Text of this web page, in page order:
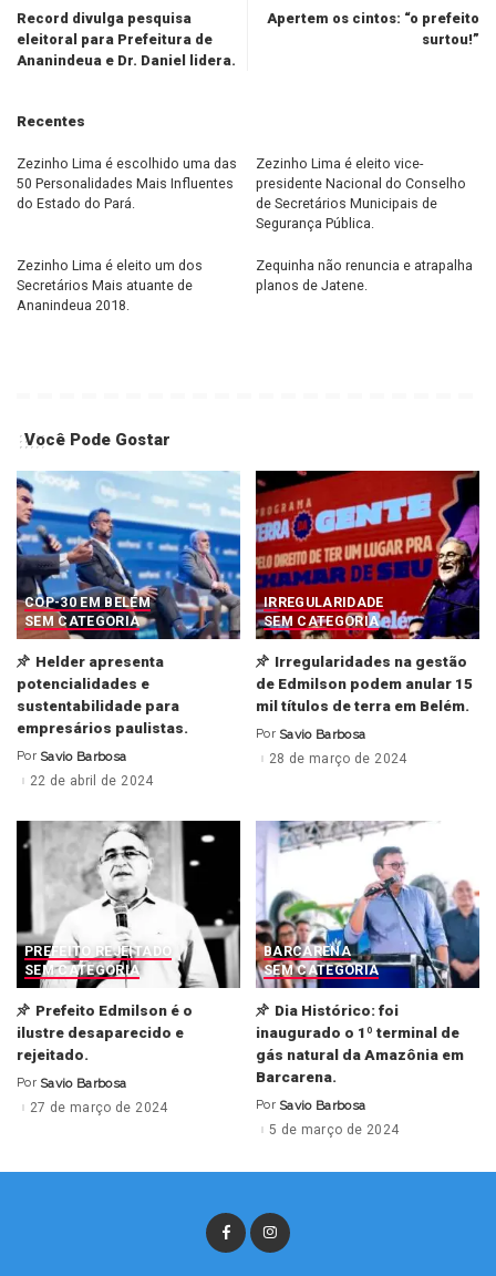
Record divulga pesquisa
eleitoral para Prefeitura de
Ananindeua e Dr. Daniel lidera.
Apertem os cintos: “o prefeito
surtou!”
Recentes
Zezinho Lima é escolhido uma das
50 Personalidades Mais Influentes
do Estado do Pará.
Zezinho Lima é eleito vice-
presidente Nacional do Conselho
de Secretários Municipais de
Segurança Pública.
Zezinho Lima é eleito um dos
Secretários Mais atuante de
Ananindeua 2018.
Zequinha não renuncia e atrapalha
planos de Jatene.
Você Pode Gostar
COP-30 EM BELÉM
SEM CATEGORIA
Helder apresenta
potencialidades e
sustentabilidade para
empresários paulistas.
Posted
by
Por Savio Barbosa
22 de abril de 2024
IRREGULARIDADE
SEM CATEGORIA
Irregularidades na gestão
de Edmilson podem anular 15
mil títulos de terra em Belém.
Posted
by
Por Savio Barbosa
28 de março de 2024
PREFEITO REJEITADO
SEM CATEGORIA
Prefeito Edmilson é o
ilustre desaparecido e
rejeitado.
Posted
by
Por Savio Barbosa
27 de março de 2024
BARCARENA
SEM CATEGORIA
Dia Histórico: foi
inaugurado o 1º terminal de
gás natural da Amazônia em
Barcarena.
Posted
by
Por Savio Barbosa
5 de março de 2024